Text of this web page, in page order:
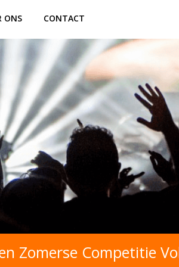
ONS CONTACT
Zomerse Competitie